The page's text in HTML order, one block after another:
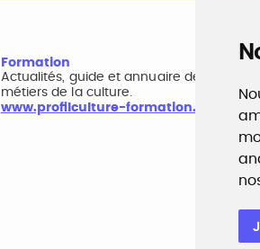
Formation
Actualités, guide et annuaire des
métiers de la culture.
www.profilculture-formation.com